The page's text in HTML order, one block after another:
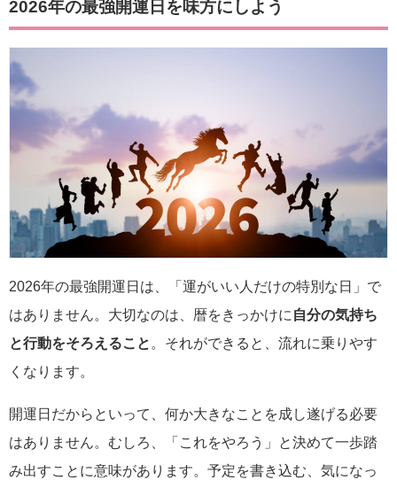
2026年の最強開運日を味方にしよう
2026年の最強開運日は、「運がいい人だけの特別な日」で
はありません。大切なのは、暦をきっかけに 自分の気持ち
と行動をそろえること 。それができると、流れに乗りやす
くなります。
開運日だからといって、何か大きなことを成し遂げる必要
はありません。むしろ、「これをやろう」と決めて一歩踏
み出すことに意味があります。予定を書き込む、気になっ